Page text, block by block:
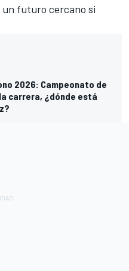
un futuro cercano si
2026: Campeonato de
carrera, ¿dónde está